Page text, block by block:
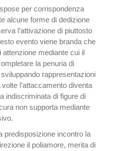
alcune forme di dedizione
l’attivazione di piuttosto
evento viene branda che
attenzione mediante cui il
la penuria di
rappresentazioni
l’attaccamento diventa
indiscriminata di figure di
non supporta mediante
predisposizione incontro la
il poliamore, merita di